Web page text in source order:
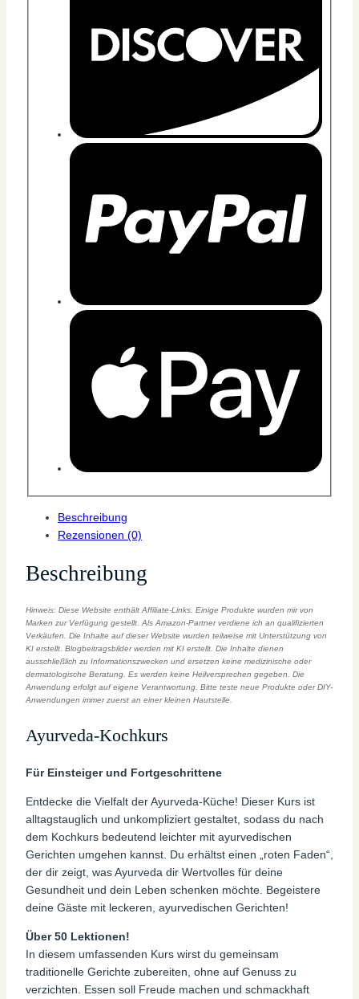
Beschreibung
Rezensionen (0)
Beschreibung
Hinweis: Diese Website enthält Affiliate-Links. Einige Produkte wurden mir von
Marken zur Verfügung gestellt. Als Amazon-Partner verdiene ich an qualifizierten
Verkäufen. Die Inhalte auf dieser Website wurden teilweise mit Unterstützung von
KI erstellt. Blogbeitragsbilder werden mit KI erstellt. Die Inhalte dienen
ausschließlich zu Informationszwecken und ersetzen keine medizinische oder
dermatologische Beratung. Es werden keine Heilversprechen gegeben. Die
Anwendung erfolgt auf eigene Verantwortung. Bitte teste neue Produkte oder DIY-
Anwendungen immer zuerst an einer kleinen Hautstelle.
Ayurveda-Kochkurs
Für Einsteiger und Fortgeschrittene
Entdecke die Vielfalt der Ayurveda-Küche! Dieser Kurs ist
alltagstauglich und unkompliziert gestaltet, sodass du nach
dem Kochkurs bedeutend leichter mit ayurvedischen
Gerichten umgehen kannst. Du erhältst einen „roten Faden“,
der dir zeigt, was Ayurveda dir Wertvolles für deine
Gesundheit und dein Leben schenken möchte. Begeistere
deine Gäste mit leckeren, ayurvedischen Gerichten!
Über 50 Lektionen!
In diesem umfassenden Kurs wirst du gemeinsam
traditionelle Gerichte zubereiten, ohne auf Genuss zu
verzichten. Essen soll Freude machen und schmackhaft